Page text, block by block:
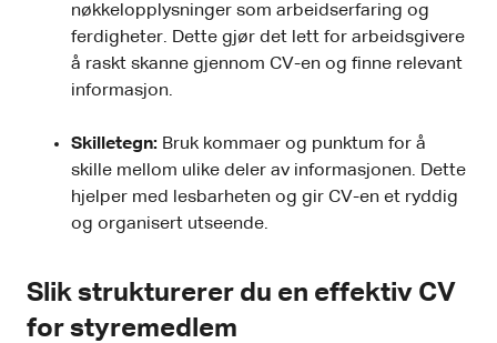
nøkkelopplysninger som arbeidserfaring og
ferdigheter. Dette gjør det lett for arbeidsgivere
å raskt skanne gjennom CV-en og finne relevant
informasjon.
Skilletegn: Bruk kommaer og punktum for å
skille mellom ulike deler av informasjonen. Dette
hjelper med lesbarheten og gir CV-en et ryddig
og organisert utseende.
Slik strukturerer du en effektiv CV
for styremedlem